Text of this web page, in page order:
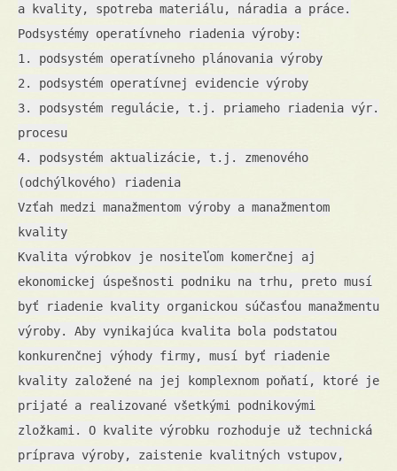
a kvality, spotreba materiálu, náradia a práce.
Podsystémy operatívneho riadenia výroby:
1. podsystém operatívneho plánovania výroby
2. podsystém operatívnej evidencie výroby
3. podsystém regulácie, t.j. priameho riadenia výr.
procesu
4. podsystém aktualizácie, t.j. zmenového
(odchýlkového) riadenia
Vzťah medzi manažmentom výroby a manažmentom
kvality
Kvalita výrobkov je nositeľom komerčnej aj
ekonomickej úspešnosti podniku na trhu, preto musí
byť riadenie kvality organickou súčasťou manažmentu
výroby. Aby vynikajúca kvalita bola podstatou
konkurenčnej výhody firmy, musí byť riadenie
kvality založené na jej komplexnom poňatí, ktoré je
prijaté a realizované všetkými podnikovými
zložkami. O kvalite výrobku rozhoduje už technická
príprava výroby, zaistenie kvalitných vstupov,